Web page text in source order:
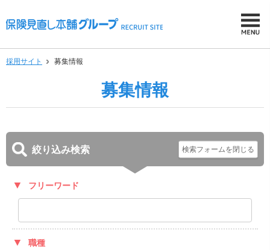
採用サイト 募集情報
募集情報
絞り込み検索
フリーワード
職種